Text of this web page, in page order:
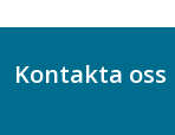
Kontakta oss